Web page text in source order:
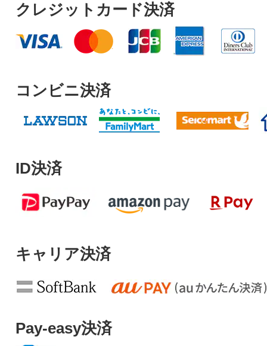
クレジットカード決済
コンビニ決済
ID決済
キャリア決済
Pay-easy決済